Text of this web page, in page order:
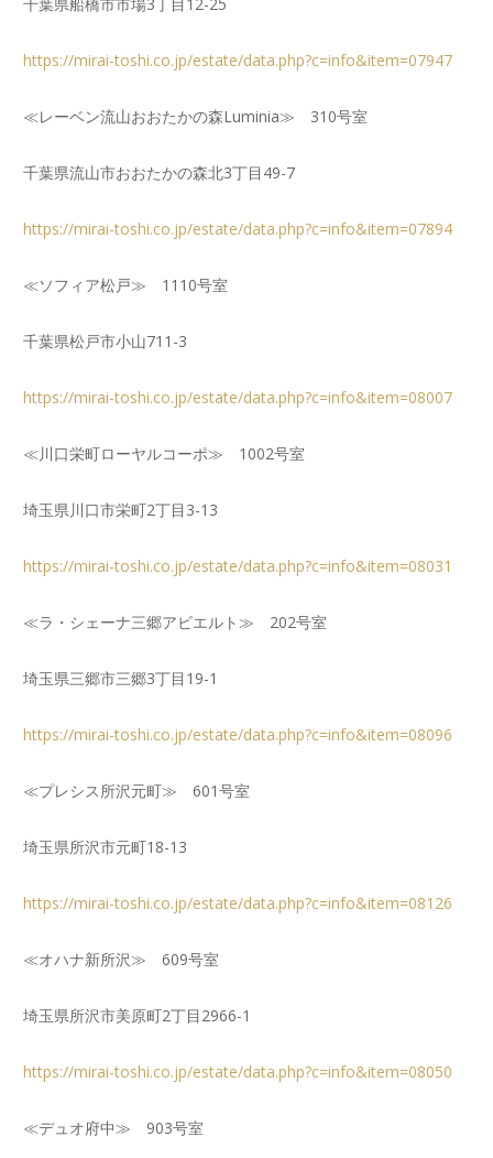
千葉県船橋市市場3丁目12-25
https://mirai-toshi.co.jp/estate/data.php?c=info&item=07947
≪レーベン流山おおたかの森Luminia≫ 310号室
千葉県流山市おおたかの森北3丁目49-7
https://mirai-toshi.co.jp/estate/data.php?c=info&item=07894
≪ソフィア松戸≫ 1110号室
千葉県松戸市小山711-3
https://mirai-toshi.co.jp/estate/data.php?c=info&item=08007
≪川口栄町ローヤルコーポ≫ 1002号室
埼玉県川口市栄町2丁目3-13
https://mirai-toshi.co.jp/estate/data.php?c=info&item=08031
≪ラ・シェーナ三郷アビエルト≫ 202号室
埼玉県三郷市三郷3丁目19-1
https://mirai-toshi.co.jp/estate/data.php?c=info&item=08096
≪プレシス所沢元町≫ 601号室
埼玉県所沢市元町18-13
https://mirai-toshi.co.jp/estate/data.php?c=info&item=08126
≪オハナ新所沢≫ 609号室
埼玉県所沢市美原町2丁目2966-1
https://mirai-toshi.co.jp/estate/data.php?c=info&item=08050
≪デュオ府中≫ 903号室